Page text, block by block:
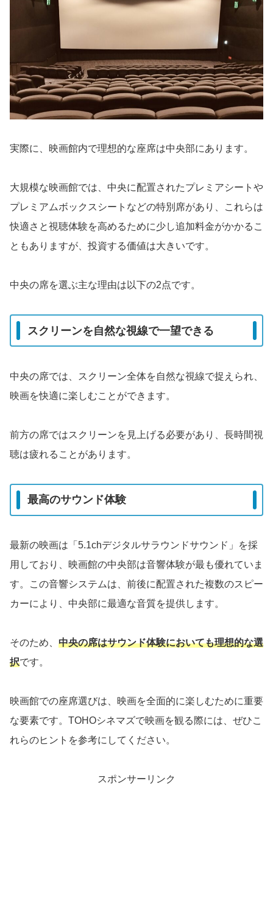
実際に、映画館内で理想的な座席は中央部にあります。
大規模な映画館では、中央に配置されたプレミアシートや
プレミアムボックスシートなどの特別席があり、これらは
快適さと視聴体験を高めるために少し追加料金がかかるこ
ともありますが、投資する価値は大きいです。
中央の席を選ぶ主な理由は以下の2点です。
スクリーンを自然な視線で一望できる
中央の席では、スクリーン全体を自然な視線で捉えられ、
映画を快適に楽しむことができます。
前方の席ではスクリーンを見上げる必要があり、長時間視
聴は疲れることがあります。
最高のサウンド体験
最新の映画は「5.1chデジタルサラウンドサウンド」を採
用しており、映画館の中央部は音響体験が最も優れていま
す。この音響システムは、前後に配置された複数のスピー
カーにより、中央部に最適な音質を提供します。
そのため、 中央の席はサウンド体験においても理想的な選
択です。
映画館での座席選びは、映画を全面的に楽しむために重要
な要素です。TOHOシネマズで映画を観る際には、ぜひこ
れらのヒントを参考にしてください。
スポンサーリンク